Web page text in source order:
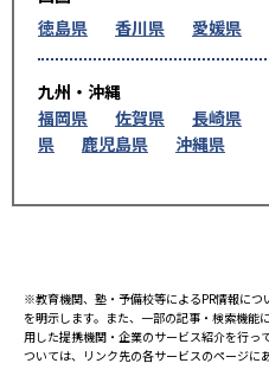
徳島県
香川県 愛媛県
九州・沖縄
福岡県
佐賀県 長崎県
県
鹿児島県 沖縄県
※教育機関、塾・予備校等によるPR情報に
を明示します。また、一部の記事・検索機能
用した提携機関・企業のサービス紹介を行っ
ついては、リンク先の各サービスのページに